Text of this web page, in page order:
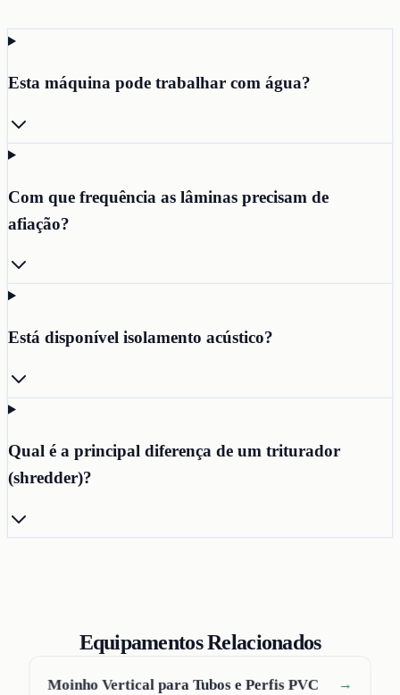
Esta máquina pode trabalhar com água?
Com que frequência as lâminas precisam de
afiação?
Está disponível isolamento acústico?
Qual é a principal diferença de um triturador
(shredder)?
Equipamentos Relacionados
Moinho Vertical para Tubos e Perfis PVC →